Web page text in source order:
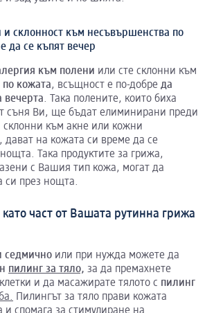
и склонност към несъвършенства по
да се къпят вечер
към полени или сте склонни към
по кожата, всъщност е по-добре да
вечерта. Така полените, които биха
съня Ви, ще бъдат елиминирани преди
склонни към акне или кожни
на кожата си време да се
Така продуктите за грижа,
с Вашия тип кожа, могат да
си през нощта.
като част от Вашата рутинна грижа
седмично или при нужда можете да
пилинг за тяло, за да премахнете
и да масажирате тялото с пилинг
Пилингът за тяло прави кожата